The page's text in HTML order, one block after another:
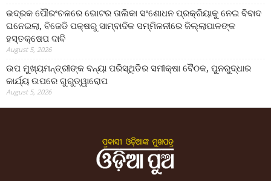
ଭଦ୍ରକ ପୌରଂଚଳରେ ଭୋଟର ତାଲିକା ସଂଶୋଧନ ପ୍ରକ୍ରିୟାକୁ ନେଇ ବିବାଦ
ଘନେଇଲା, ବିଜେଡି ପକ୍ଷରୁ ସାମ୍ବାଦିକ ସମ୍ମିଳନୀରେ ଜିଲ୍ଲାପାଳଙ୍କ
ହସ୍ତକ୍ଷେପ ଦାବି
August 5, 2026
ଉପ ମୁଖ୍ୟମନ୍ତ୍ରୀଙ୍କ ବନ୍ୟା ପରିସ୍ଥିତିର ସମୀକ୍ଷା ବୈଠକ, ପୁନରୁଦ୍ଧାର
କାର୍ଯ୍ୟ ଉପରେ ଗୁରୁତ୍ୱାରୋପ
August 5, 2026